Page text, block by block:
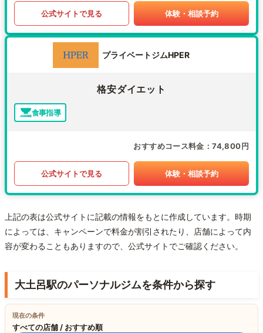
公式サイトで見る 体験・相談予約
プライベートジムHPER
格安ダイエット
食事指導
おすすめコース料金 74,800円
公式サイトで見る 体験・相談予約
上記の表は公式サイトに記載の情報をもとに作成しています。時期
によっては、キャンペーンで料金が割引されたり、店舗によって内
容が変わることもありますので、公式サイトでご確認ください。
大土呂駅のパーソナルジムを条件から探す
現在の条件
すべての店舗 / おすすめ順